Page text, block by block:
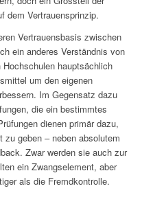
dem Vertrauensprinzip.
Vertrauensbasis zwischen
ein anderes Verständnis von
hauptsächlich
um den eigenen
Im Gegensatz dazu
die ein bestimmtes
dienen primär dazu,
zu geben – neben absolutem
Zwar werden sie auch zur
ein Zwangselement, aber
als die Fremdkontrolle.